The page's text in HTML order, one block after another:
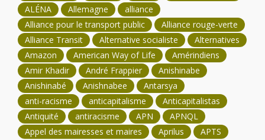
ALÉNA
Allemagne
alliance
Alliance pour le transport public
Alliance rouge-verte
Alliance Transit
Alternative socialiste
Alternatives
Amazon
American Way of Life
Amérindiens
Amir Khadir
André Frappier
Anishinabe
Anishinabé
Anishnabee
Antarsya
anti-racisme
anticapitalisme
Anticapitalistas
Antiquité
antiracisme APN
APNQL
Appel des mairesses et maires
Aprilus
APTS